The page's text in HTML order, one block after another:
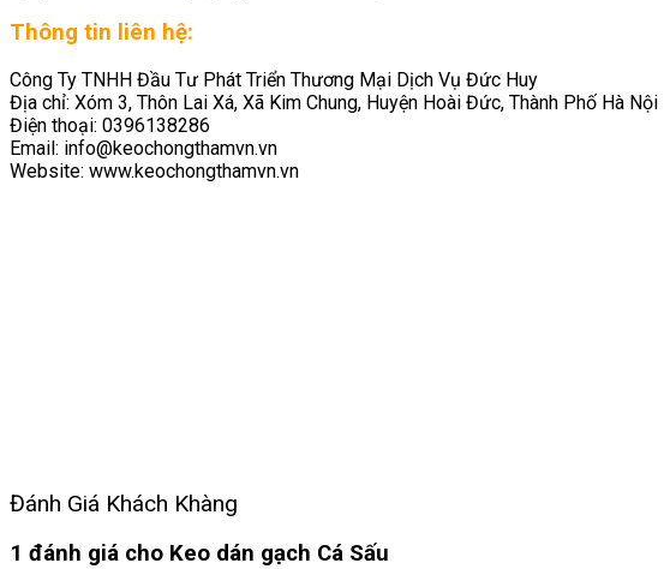
Thông tin liên hệ:
Công Ty TNHH Đầu Tư Phát Triển Thương Mại Dịch Vụ Đức Huy
Địa chỉ: Xóm 3, Thôn Lai Xá, Xã Kim Chung, Huyện Hoài Đức, Thành Phố Hà Nội
Điện thoại: 0396138286
Email: info@keochongthamvn.vn
Website: www.keochongthamvn.vn
Đánh Giá Khách Khàng
1 đánh giá cho Keo dán gạch Cá Sấu